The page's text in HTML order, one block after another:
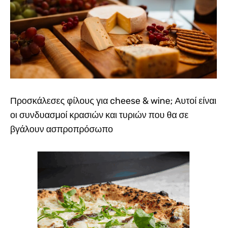
Προσκάλεσες φίλους για cheese & wine; Αυτοί είναι
οι συνδυασμοί κρασιών και τυριών που θα σε
βγάλουν ασπροπρόσωπο